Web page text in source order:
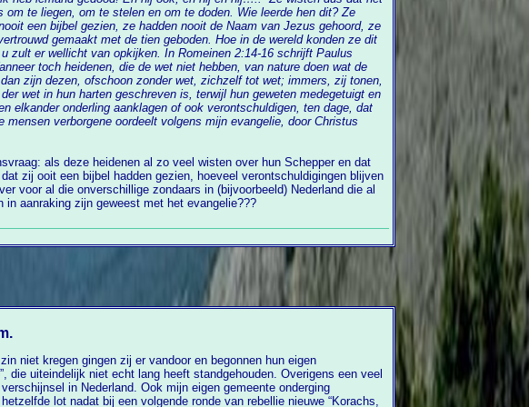
te liegen, om te stelen en om te doden. Wie leerde hen dit? Ze
een bijbel gezien, ze hadden nooit de Naam van Jezus gehoord, ze
Hoe in de wereld konden ze dit
er wellicht van opkijken. In Romeinen 2:14-16 schrijft Paulus
toch heidenen, die de wet niet hebben, van nature doen wat de
harten geschreven is, terwijl hun geweten medegetuigt en
elkander onderling aanklagen of ook verontschuldigen, ten dage, dat
mensen verborgene oordeelt volgens mijn evangelie, door Christus
als deze heidenen al zo veel wisten over hun Schepper en dat
gezien, hoeveel verontschuldigingen blijven
al die onverschillige zondaars in (bijvoorbeeld) Nederland die al
in aanraking zijn geweest met het evangelie???